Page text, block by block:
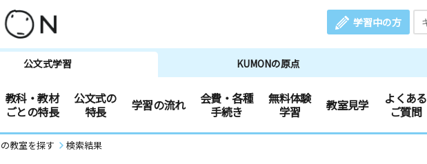
学習中の方
公文式学習 KUMONの原点
教科・教材
ごとの特長
公文式の
特長
学習の流れ
会費・各種
手続き
無料体験
学習
教室見学
よくある
ご質問
教室を探す 検索結果